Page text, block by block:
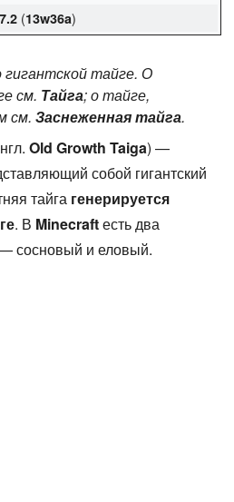
(13w36a)
тайге. О
см. Тайга; о тайге,
см. Заснеженная тайга.
Old Growth Taiga) —
собой гигантский
тайга генерируется
. В Minecraftесть два
сосновый и еловый.